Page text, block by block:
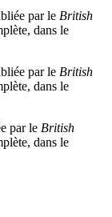
par le British
dans le
par le British
dans le
par le British
dans le